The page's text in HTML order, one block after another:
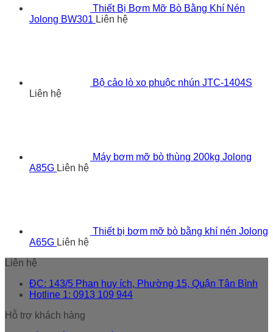
Thiết Bị Bơm Mỡ Bò Bằng Khí Nén
Jolong BW301 Liên hệ
Bộ cảo lò xo phuộc nhún JTC-1404S
Liên hệ
Máy bơm mỡ bò thùng 200kg Jolong
A85G Liên hệ
Thiết bị bơm mỡ bò bằng khí nén Jolong
A65G Liên hệ
Liên hệ
ĐC: 143/5 Phan huy ích, Phường 15, Quận Tân Bình
Hotline 1: 0913 109 944
Hỗ trợ khách hàng